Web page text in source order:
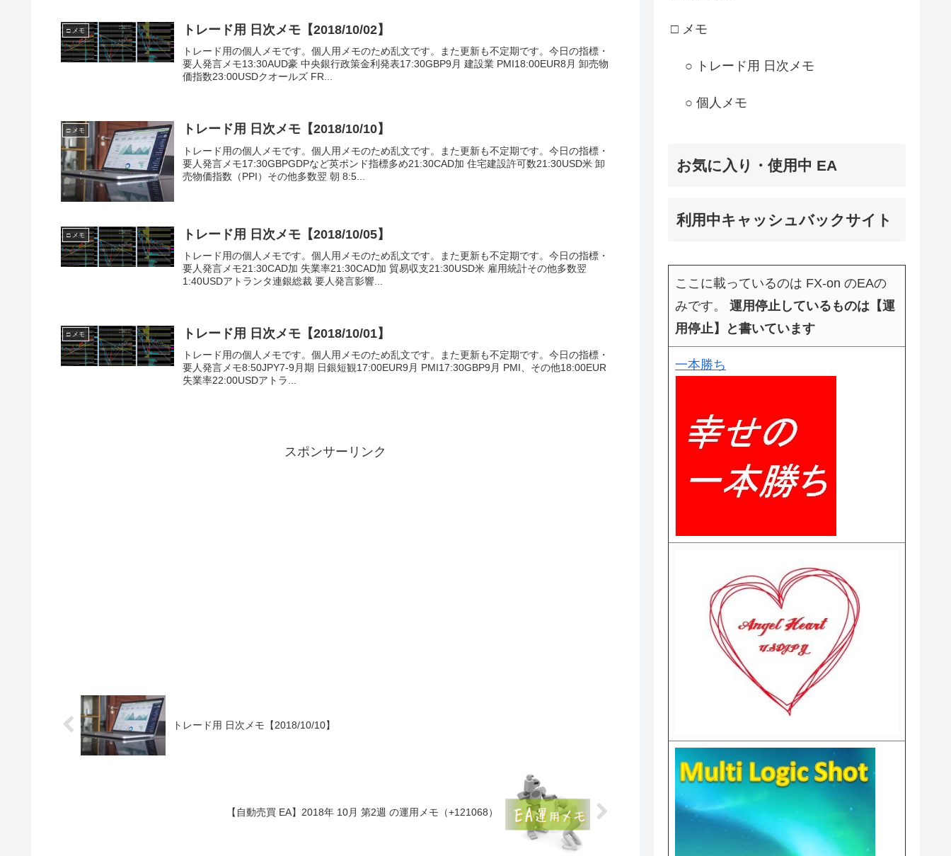
□ メモ トレード用 日次メモ【2018/10/02】
トレード用の個人メモです。個人用メモのため乱文です。また更新も不定期です。今日の指標・
要人発言メモ13:30AUD豪 中央銀行政策金利発表17:30GBP9月 建設業 PMI18:00EUR8月 卸売物
価指数23:00USDクオールズ FR...
□ メモ トレード用 日次メモ【2018/10/10】
トレード用の個人メモです。個人用メモのため乱文です。また更新も不定期です。今日の指標・
要人発言メモ17:30GBPGDPなど英ポンド指標多め21:30CAD加 住宅建設許可数21:30USD米 卸
売物価指数（PPI）その他多数翌 朝 8:5...
□ メモ トレード用 日次メモ【2018/10/05】
トレード用の個人メモです。個人用メモのため乱文です。また更新も不定期です。今日の指標・
要人発言メモ21:30CAD加 失業率21:30CAD加 貿易収支21:30USD米 雇用統計その他多数翌
1:40USDアトランタ連銀総裁 要人発言影響...
□ メモ トレード用 日次メモ【2018/10/01】
トレード用の個人メモです。個人用メモのため乱文です。また更新も不定期です。今日の指標・
要人発言メモ8:50JPY7-9月期 日銀短観17:00EUR9月 PMI17:30GBP9月 PMI、その他18:00EUR
失業率22:00USDアトラ...
スポンサーリンク
トレード用 日次メモ【2018/10/10】
【自動売買 EA】2018年 10月 第2週 の運用メモ（+121068）
□ メモ
○ トレード用 日次メモ
○ 個人メモ
お気に入り・使用中 EA
利用中キャッシュバックサイト
ここに載っているのは FX-on のEAの
みです。 運用停止しているものは【運
用停止】と書いています
一本勝ち